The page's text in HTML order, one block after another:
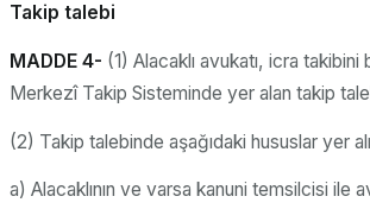
Takip talebi
MADDE 4- (1) Alacaklı avukatı, icra takibini
Merkezî Takip Sisteminde yer alan takip
(2) Takip talebinde aşağıdaki hususlar yer
a) Alacaklının ve varsa kanuni temsilcisi ile